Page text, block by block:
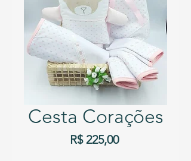
Cesta Corações
R$ 225,00Preço